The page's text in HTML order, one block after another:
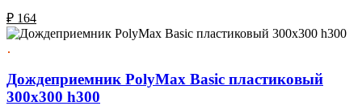
₽ 164
Дождеприемник PolyMax Basic пластиковый
300х300 h300